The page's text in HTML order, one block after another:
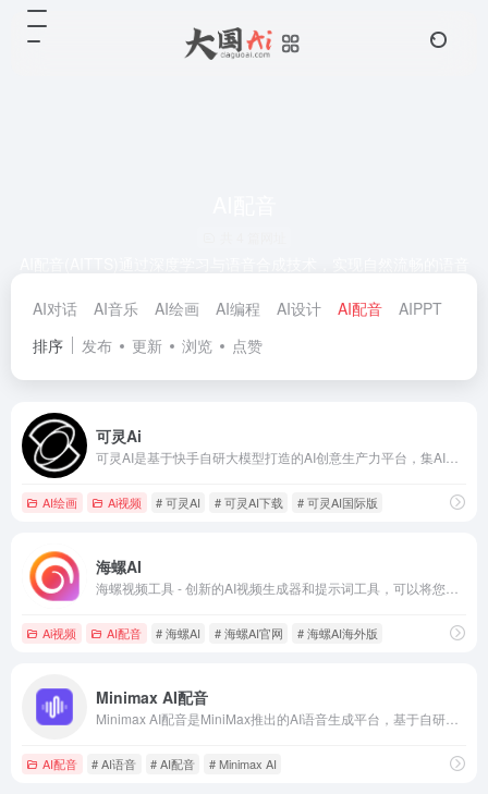
宣传、游戏动画、在线教育等领域。
AI对话 AI音乐 AI绘画 AI编程 AI设计 AI配音 AIPPT
排序
发布 更新 浏览 点赞
可灵Ai
AI绘画 Ai视频 # 可灵AI # 可灵AI下载 # 可灵AI国际版
海螺AI
Ai视频 AI配音 # 海螺AI # 海螺AI官网 # 海螺AI海外版
Minimax AI配音
AI配音 # AI语音 # AI配音 # Minimax AI